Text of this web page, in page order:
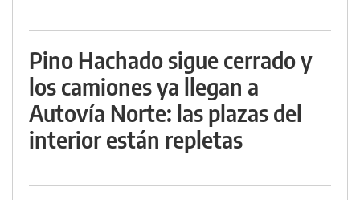
Pino Hachado sigue cerrado y
los camiones ya llegan a
Autovía Norte: las plazas del
interior están repletas